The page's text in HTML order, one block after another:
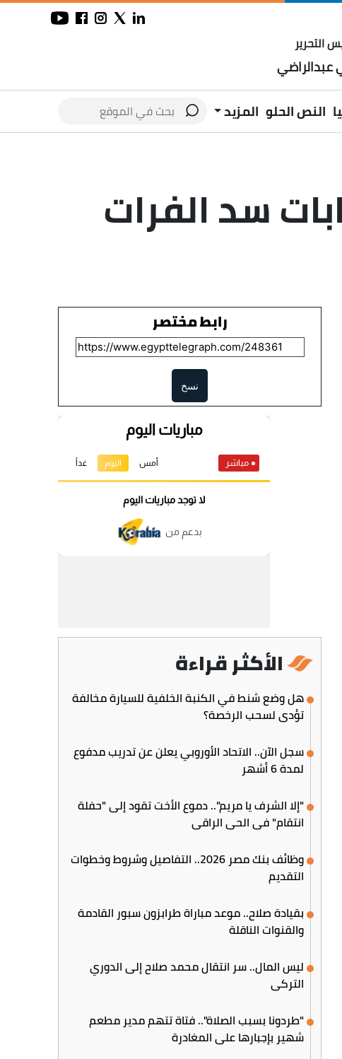
التحرير
النص الحلو المزيد
بوابات سد الفرات
رابط مختصر
نسخ
الأكثر قراءة
هل وضع شنط في الكنبة الخلفية للسيارة مخالفة
تؤدي لسحب الرخصة؟
سجل الآن.. الاتحاد الأوروبي يعلن عن تدريب مدفوع
لمدة 6 أشهر
"إلا الشرف يا مريم".. دموع الأخت تقود إلى "حفلة
انتقام" في الحي الراقي
وظائف بنك مصر 2026.. التفاصيل وشروط وخطوات
التقديم
بقيادة صلاح.. موعد مباراة طرابزون سبور القادمة
والقنوات الناقلة
ليس المال.. سر انتقال محمد صلاح إلى الدوري
التركي
"طردونا بسبب الصلاة".. فتاة تتهم مدير مطعم
شهير بإجبارها على المغادرة